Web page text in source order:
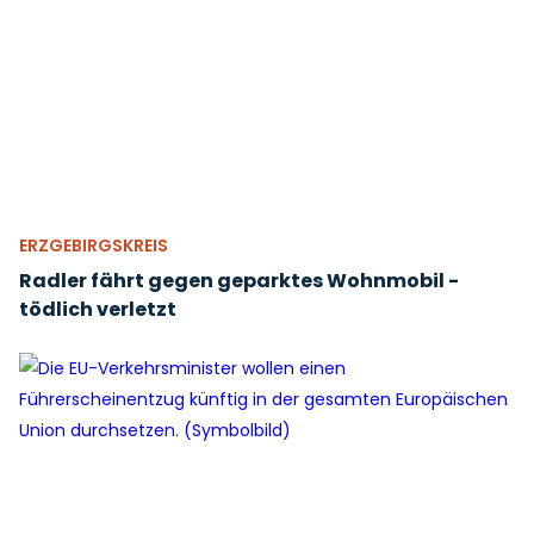
ERZGEBIRGSKREIS
Radler fährt gegen geparktes Wohnmobil -
tödlich verletzt